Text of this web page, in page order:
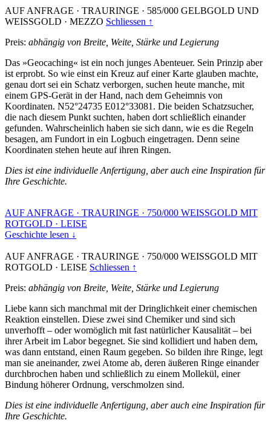
AUF ANFRAGE · TRAURINGE · 585/000 GELBGOLD UND
WEISSGOLD · MEZZO Schliessen ↑
Preis: abhängig von Breite, Weite, Stärke und Legierung
Das »Geocaching« ist ein noch junges Abenteuer. Sein Prinzip aber
ist erprobt. So wie einst ein Kreuz auf einer Karte glauben machte,
genau dort sei ein Schatz verborgen, suchen heute manche, mit
einem GPS-Gerät in der Hand, nach dem Geheimnis von
Koordinaten. N52°24735 E012°33081. Die beiden Schatzsucher,
die nach diesem Punkt suchten, haben dort schließlich einander
gefunden. Wahrscheinlich haben sie sich dann, wie es die Regeln
besagen, am Fundort in ein Logbuch eingetragen. Denn seine
Koordinaten stehen heute auf ihren Ringen.
Dies ist eine individuelle Anfertigung, aber auch eine Inspiration für
Ihre Geschichte.
AUF ANFRAGE · TRAURINGE · 750/000 WEISSGOLD MIT
ROTGOLD · LEISE
Geschichte lesen ↓
AUF ANFRAGE · TRAURINGE · 750/000 WEISSGOLD MIT
ROTGOLD · LEISE Schliessen ↑
Preis: abhängig von Breite, Weite, Stärke und Legierung
Liebe kann sich manchmal mit der Dringlichkeit einer chemischen
Reaktion einstellen. Diese zwei sind Chemiker und sind sich
unverhofft – oder womöglich mit fast natürlicher Kausalität – bei
ihrer Arbeit im Labor begegnet. Sie sind kollidiert und haben dem,
was dann entstand, einen Raum gegeben. So bilden ihre Ringe, legt
man sie aneinander, zwei Atome ab, deren äußeren Ringe einander
durchbrochen haben und schließlich zu einem Mollekül, einer
Bindung höherer Ordnung, verschmolzen sind.
Dies ist eine individuelle Anfertigung, aber auch eine Inspiration für
Ihre Geschichte.